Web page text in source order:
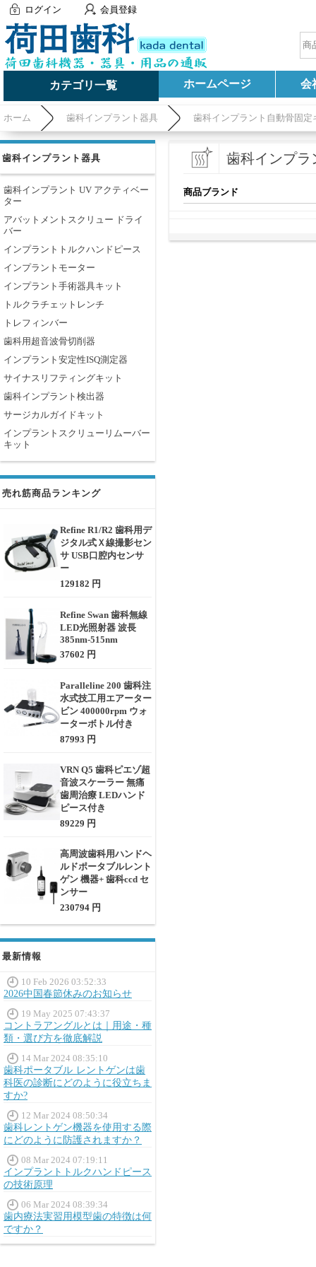
ログイン 会員登録
カテゴリ一覧 ホームページ 会
ホーム 歯科インプラント器具 歯科インプラント自動骨固定
歯科インプラント器具
歯科インプラント UV アクティベー
ター
アバットメントスクリュー ドライ
バー
インプラントトルクハンドピース
インプラントモーター
インプラント手術器具キット
トルクラチェットレンチ
トレフィンバー
歯科用超音波骨切削器
インプラント安定性ISQ測定器
サイナスリフティングキット
歯科インプラント検出器
サージカルガイドキット
インプラントスクリューリムーバー
キット
売れ筋商品ランキング
Refine R1/R2 歯科用デ
ジタル式Ｘ線撮影セン
サ USB口腔内センサ
ー
129182 円
Refine Swan 歯科無線
LED光照射器 波長
385nm-515nm
37602 円
Paralleline 200 歯科注
水式技工用エアーター
ビン 400000rpm ウォ
ーターボトル付き
87993 円
VRN Q5 歯科ピエゾ超
音波スケーラー 無痛
歯周治療 LEDハンド
ピース付き
89229 円
高周波歯科用ハンドヘ
ルドポータブルレント
ゲン 機器+ 歯科ccd セ
ンサー
230794 円
最新情報
10 Feb 2026 03:52:33
2026中国春節休みのお知らせ
19 May 2025 07:43:37
コントラアングルとは｜用途・種
類・選び方を徹底解説
14 Mar 2024 08:35:10
歯科ポータブル レントゲンは歯
科医の診断にどのように役立ちま
すか?
12 Mar 2024 08:50:34
歯科レントゲン機器を使用する際
にどのように防護されますか？
08 Mar 2024 07:19:11
インプラントトルクハンドピース
の技術原理
06 Mar 2024 08:39:34
歯内療法実習用模型歯の特徴は何
ですか？
歯科インプラ
商品ブランド